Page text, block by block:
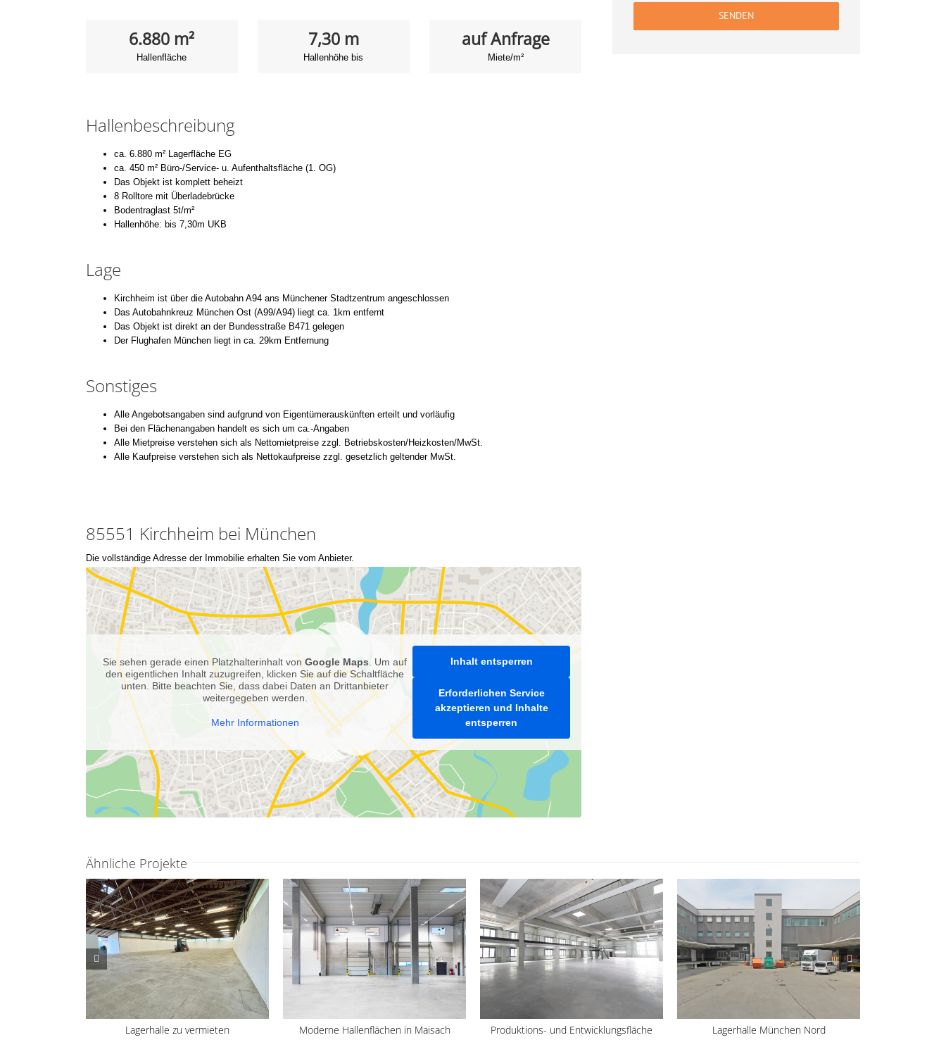
6.880 m²
Hallenfläche
7,30 m
Hallenhöhe bis
auf Anfrage
Miete/m²
Hallenbeschreibung
ca. 6.880 m² Lagerfläche EG
ca. 450 m² Büro-/Service- u. Aufenthaltsfläche (1. OG)
Das Objekt ist komplett beheizt
8 Rolltore mit Überladebrücke
Bodentraglast 5t/m²
Hallenhöhe: bis 7,30m UKB
Lage
Kirchheim ist über die Autobahn A94 ans Münchener Stadtzentrum angeschlossen
Das Autobahnkreuz München Ost (A99/A94) liegt ca. 1km entfernt
Das Objekt ist direkt an der Bundesstraße B471 gelegen
Der Flughafen München liegt in ca. 29km Entfernung
Sonstiges
Alle Angebotsangaben sind aufgrund von Eigentümerauskünften erteilt und vorläufig
Bei den Flächenangaben handelt es sich um ca.-Angaben
Alle Mietpreise verstehen sich als Nettomietpreise zzgl. Betriebskosten/Heizkosten/MwSt.
Alle Kaufpreise verstehen sich als Nettokaufpreise zzgl. gesetzlich geltender MwSt.
85551 Kirchheim bei München
Die vollständige Adresse der Immobilie erhalten Sie vom Anbieter.
Sie sehen gerade einen Platzhalterinhalt vonGoogle Maps . Um auf
den eigentlichen Inhalt zuzugreifen, klicken Sie auf die Schaltfläche
unten. Bitte beachten Sie, dass dabei Daten an Drittanbieter
weitergegeben werden.
Mehr Informationen
Inhalt entsperren
Erforderlichen Service
akzeptieren und Inhalte
entsperren
Ähnliche Projekte
Lagerhalle zu vermieten Moderne Hallenflächen in Maisach Produktions- und Entwicklungsfläche Lagerhalle München Nord